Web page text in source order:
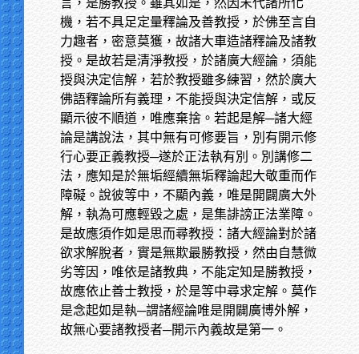
言，是勝教授。雖其如是，然因末代諸所化
機，若不具足定量釋論及善教授，於佛至言自
力趣者，密意莫獲，故諸大車造諸釋論及諸教
授。是故若是清淨教授，於諸廣大經論，須能
授與決定信解，若於教授雖多練習，然於廣大
佛語釋論所有義理，不能授與決定信解，或反
顯示彼不順道，唯應棄捨。若起是解─諸大經
論是講說法，其中無有可修要旨，別有開示修
行心要正義教授─遂於正法執有別。別講修二
法，應知是於無垢經續無垢釋論起大敬重而作
障礙。說彼等中，不顯內義，唯是開闢廣大外
解，執為可應輕毀之處，是集誹謗正法業障。
是故應須作如是思而尋教授：諸大經論對於諸
欲求解脫者，實是無欺最勝教授，然由自慧微
劣等因，唯依是諸教典，不能定知是勝教授，
故應依止善士教授，於是等中尋求定解。莫作
是念起如是執─謂諸經論唯是開闢廣博外解，
故無心要諸教授者─開示內義故是第一。